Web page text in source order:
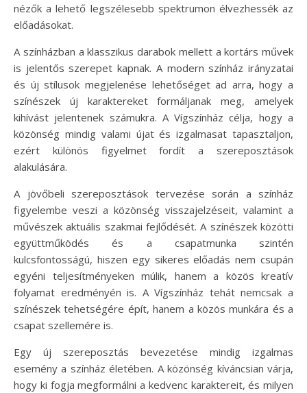
nézők a lehető legszélesebb spektrumon élvezhessék az
előadásokat.
A színházban a klasszikus darabok mellett a kortárs művek
is jelentős szerepet kapnak. A modern színház irányzatai
és új stílusok megjelenése lehetőséget ad arra, hogy a
színészek új karaktereket formáljanak meg, amelyek
kihívást jelentenek számukra. A Vígszínház célja, hogy a
közönség mindig valami újat és izgalmasat tapasztaljon,
ezért különös figyelmet fordít a szereposztások
alakulására.
A jövőbeli szereposztások tervezése során a színház
figyelembe veszi a közönség visszajelzéseit, valamint a
művészek aktuális szakmai fejlődését. A színészek közötti
együttműködés és a csapatmunka szintén
kulcsfontosságú, hiszen egy sikeres előadás nem csupán
egyéni teljesítményeken múlik, hanem a közös kreatív
folyamat eredményén is. A Vígszínház tehát nemcsak a
színészek tehetségére épít, hanem a közös munkára és a
csapat szellemére is.
Egy új szereposztás bevezetése mindig izgalmas
esemény a színház életében. A közönség kíváncsian várja,
hogy ki fogja megformálni a kedvenc karaktereit, és milyen